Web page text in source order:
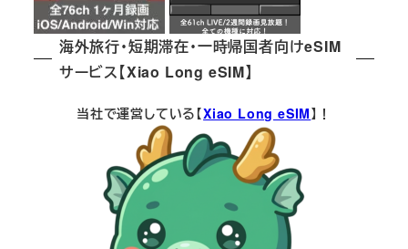
海外旅行・短期滞在・一時帰国者向けeSIM
サービス【Xiao Long eSIM】
当社で運営している【Xiao Long eSIM】！